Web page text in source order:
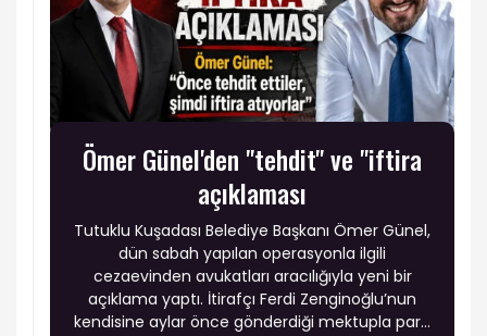
Ömer Günel'den "tehdit" ve "iftira
açıklaması
Tutuklu Kuşadası Belediye Başkanı Ömer Günel,
dün sabah yapılan operasyonla ilgili
cezaevinden avukatları aracılığıyla yeni bir
açıklama yaptı. İtirafçı Ferdi Zenginoğlu’nun
kendisine aylar önce gönderdiği mektupla para